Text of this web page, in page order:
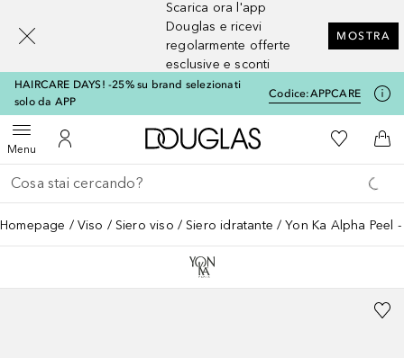
Scarica ora l'app
Douglas e ricevi
regolarmente offerte
esclusive e sconti
MOSTRA
HAIRCARE DAYS! -25% su brand selezionati
solo da APP
Codice:APPCARE
MenuApri menuAl Mio Account
A Douglas HomeAlla Mia
Al
Torna indietro
Esegui ricerca
Homepage Viso Siero viso Siero idratante Yon Ka Alpha Peel
[navigation.slideout.screenreader]